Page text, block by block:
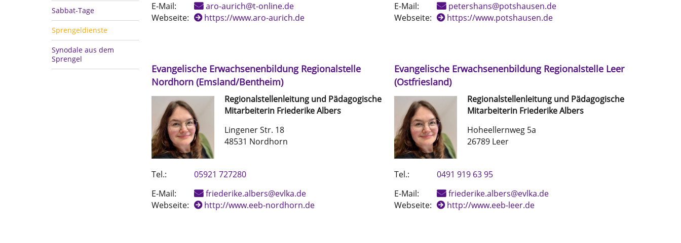
Sabbat-Tage
Sprengeldienste
Synodale aus dem
Sprengel
E-Mail:
aro-aurich@t-online.de
Webseite:
https://www.aro-aurich.de
E-Mail:
petershans@potshausen.de
Webseite:
https://www.potshausen.de
Evangelische Erwachsenenbildung Regionalstelle
Nordhorn (Emsland/Bentheim)
Regionalstellenleitung und Pädagogische
Mitarbeiterin FriederikeAlbers
Lingener Str. 18
48531 Nordhorn
Tel.:
05921 727280
E-Mail:
friederike.albers@evlka.de
Webseite:
http://www.eeb-nordhorn.de
Evangelische Erwachsenenbildung Regionalstelle Leer
(Ostfriesland)
Regionalstellenleitung und Pädagogische
Mitarbeiterin FriederikeAlbers
Hoheellernweg 5a
26789 Leer
Tel.:
0491 919 63 95
E-Mail:
friederike.albers@evlka.de
Webseite:
http://www.eeb-leer.de